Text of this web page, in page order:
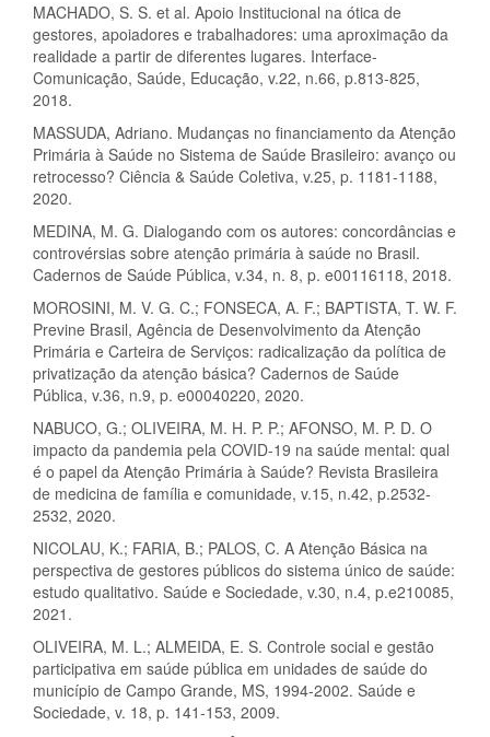
MACHADO, S. S. et al. Apoio Institucional na ótica de
gestores, apoiadores e trabalhadores: uma aproximação da
realidade a partir de diferentes lugares. Interface-
Comunicação, Saúde, Educação, v.22, n.66, p.813-825,
2018.
MASSUDA, Adriano. Mudanças no financiamento da Atenção
Primária à Saúde no Sistema de Saúde Brasileiro: avanço ou
retrocesso? Ciência & Saúde Coletiva, v.25, p. 1181-1188,
2020.
MEDINA, M. G. Dialogando com os autores: concordâncias e
controvérsias sobre atenção primária à saúde no Brasil.
Cadernos de Saúde Pública, v.34, n. 8, p. e00116118, 2018.
MOROSINI, M. V. G. C.; FONSECA, A. F.; BAPTISTA, T. W. F.
Previne Brasil, Agência de Desenvolvimento da Atenção
Primária e Carteira de Serviços: radicalização da política de
privatização da atenção básica? Cadernos de Saúde
Pública, v.36, n.9, p. e00040220, 2020.
NABUCO, G.; OLIVEIRA, M. H. P. P.; AFONSO, M. P. D. O
impacto da pandemia pela COVID-19 na saúde mental: qual
é o papel da Atenção Primária à Saúde? Revista Brasileira
de medicina de família e comunidade, v.15, n.42, p.2532-
2532, 2020.
NICOLAU, K.; FARIA, B.; PALOS, C. A Atenção Básica na
perspectiva de gestores públicos do sistema único de saúde:
estudo qualitativo. Saúde e Sociedade, v.30, n.4, p.e210085,
2021.
OLIVEIRA, M. L.; ALMEIDA, E. S. Controle social e gestão
participativa em saúde pública em unidades de saúde do
município de Campo Grande, MS, 1994-2002. Saúde e
Sociedade, v. 18, p. 141-153, 2009.